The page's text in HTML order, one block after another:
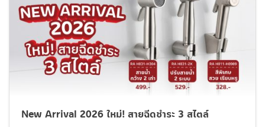
New Arrival 2026 ใหม่! สายฉีดชำระ 3 สไตล์